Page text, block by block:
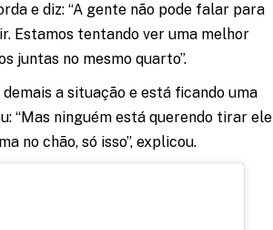
e diz: “A gente não pode falar para
Estamos tentando ver uma melhor
juntas no mesmo quarto”.
a situação e está ficando uma
“Mas ninguém está querendo tirar ele
no chão, só isso”, explicou.